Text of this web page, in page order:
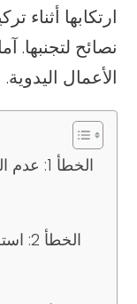
ارتكابها
نصائح لتجنبها.
الأعمال اليدوية.
الخطأ